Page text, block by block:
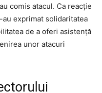
comis atacul. Ca reacție
exprimat solidaritatea
de a oferi asistență
unor atacuri